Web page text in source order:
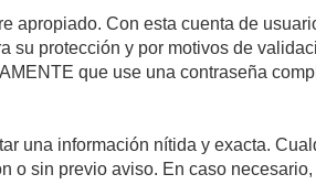
apropiado. Con esta cuenta de
su protección y por motivos de
que use una contraseña
una información nítida y exacta.
o sin previo aviso. En caso